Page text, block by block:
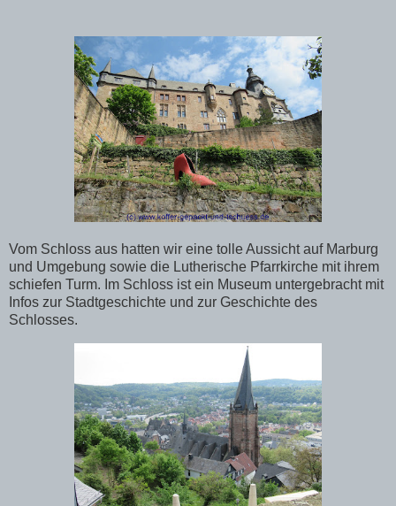
Vom Schloss aus hatten wir eine tolle Aussicht auf Marburg
und Umgebung sowie die Lutherische Pfarrkirche mit ihrem
schiefen Turm. Im Schloss ist ein Museum untergebracht mit
Infos zur Stadtgeschichte und zur Geschichte des
Schlosses.